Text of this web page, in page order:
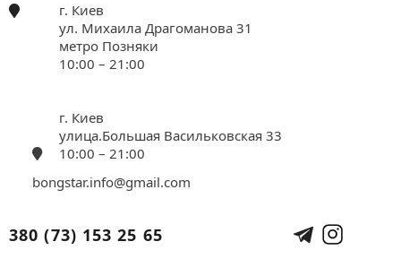
г. Киев
ул. Михаила Драгоманова 31
метро Позняки
10:00 – 21:00
г. Киев
улица.Большая Васильковская 33
10:00 – 21:00
bongstar.info@gmail.com
380 (73) 153 25 65